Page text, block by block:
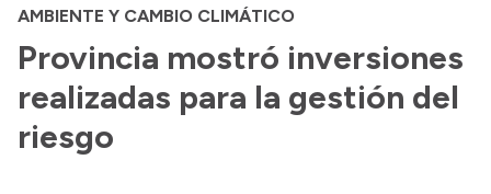
Autoridades
Delegaciones
Normativa
AMBIENTE Y CAMBIO CLIMÁTICO
Provincia mostró inversiones
realizadas para la gestión del
riesgo